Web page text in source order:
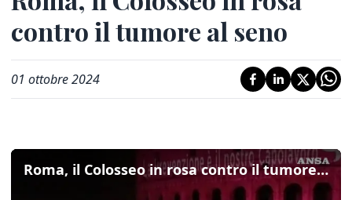
contro il tumore al seno
01 ottobre 2024
Roma, il Colosseo in rosa contro il tumore al seno